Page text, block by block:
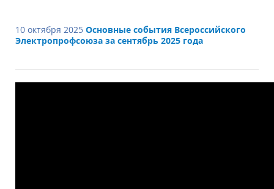
10 октября 2025 Основные события Всероссийского
Электропрофсоюза за сентябрь 2025 года